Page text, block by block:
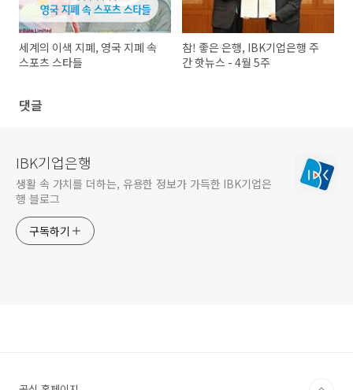
세계의 이색 지폐, 영국 지폐 속
스포츠 스타들
참! 좋은 은행, IBK기업은행 주
간 핫뉴스 - 4월 5주
댓글
IBK기업은행
생활 속 가치를 더하는, 유용한 정보가 가득한 IBK기업은
행 블로그
구독하기